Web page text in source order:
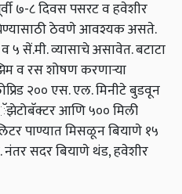
७-८ दिवस पसरट व हवेशीर
ठेवणे आवश्यक असते.
५ सें.मी. व्यासाचे असावेत. बटाटा
व रस शोषण करणाऱ्या
२०० एस. एल. मिनीटे बुडवून
आणि ५०० मिली
पाण्यात मिसळून बियाणे १५
नंतर सदर बियाणे थंड, हवेशीर